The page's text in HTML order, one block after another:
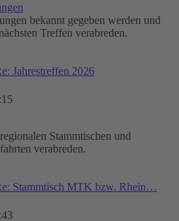
bekannt gegeben werden und
Treffen verabreden.
Jahrestreffen 2026
Stammtischen und
verabreden.
Stammtisch MTK bzw. Rhein…